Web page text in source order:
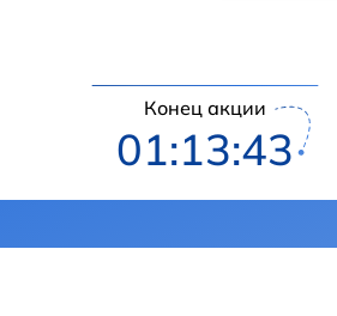
Конец акции
01:13:42